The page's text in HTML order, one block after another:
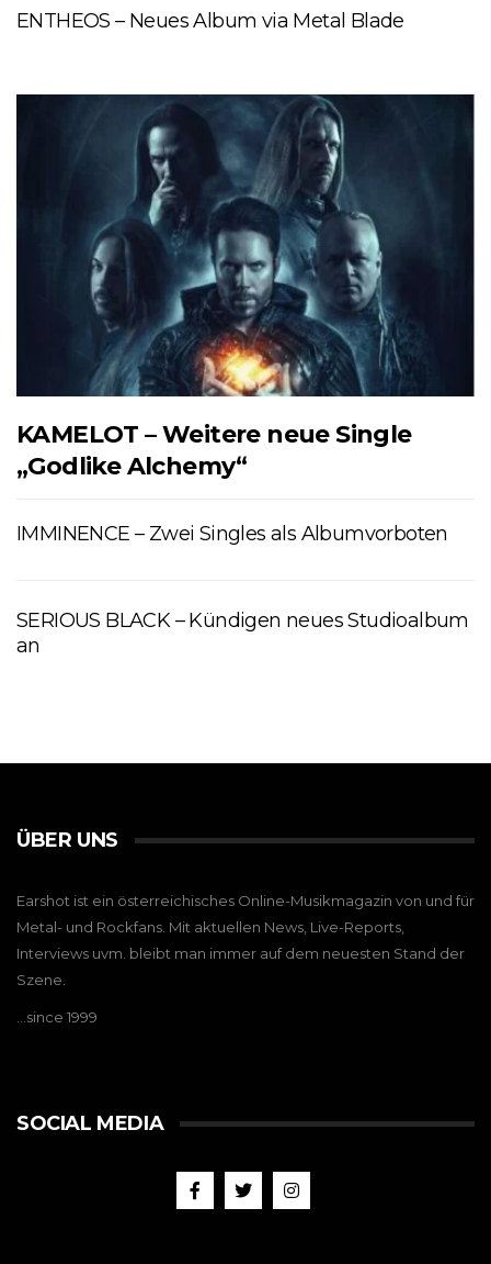
ENTHEOS – Neues Album via Metal Blade
KAMELOT – Weitere neue Single
„Godlike Alchemy“
IMMINENCE – Zwei Singles als Albumvorboten
SERIOUS BLACK – Kündigen neues Studioalbum
an
ÜBER UNS
Earshot ist ein österreichisches Online-Musikmagazin von und für
Metal- und Rockfans. Mit aktuellen News, Live-Reports,
Interviews uvm. bleibt man immer auf dem neuesten Stand der
Szene.
…since 1999
SOCIAL MEDIA